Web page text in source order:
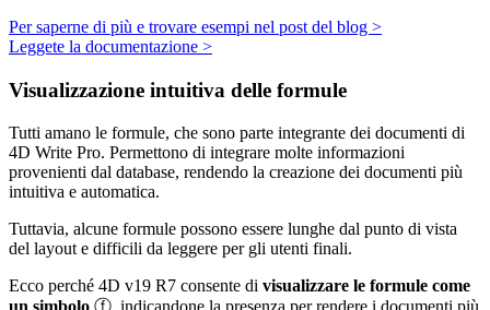
Per saperne di più e trovare esempi nel post del blog >
Leggete la documentazione >
Visualizzazione intuitiva delle formule
Tutti amano le formule, che sono parte integrante dei documenti di
4D Write Pro. Permettono di integrare molte informazioni
provenienti dal database, rendendo la creazione dei documenti più
intuitiva e automatica.
Tuttavia, alcune formule possono essere lunghe dal punto di vista
del layout e difficili da leggere per gli utenti finali.
Ecco perché 4D v19 R7 consente di visualizzare le formule come
un simbolo ⓕ, indicandone la presenza per rendere i documenti più